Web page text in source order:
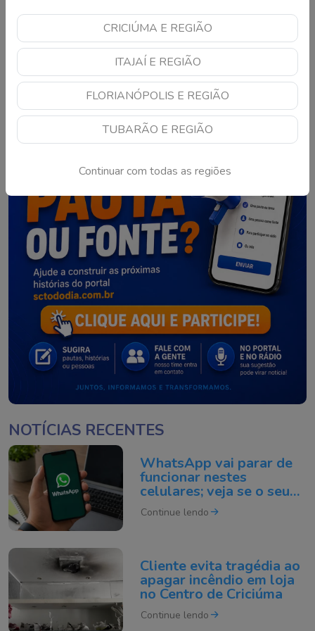
CRICIÚMA E REGIÃO
ITAJAÍ E REGIÃO
FLORIANÓPOLIS E REGIÃO
TUBARÃO E REGIÃO
Continuar com todas as regiões
1 2
NOTÍCIAS RECENTES
WhatsApp vai parar de
funcionar nestes
celulares; veja se o seu
está na lista
Continue lendo
Cliente evita tragédia ao
apagar incêndio em loja
no Centro de Criciúma
Continue lendo